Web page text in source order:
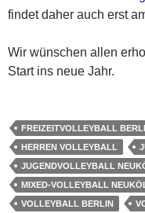
findet daher auch erst
Wir wünschen allen
Start ins neue Jahr.
FREIZEITVOLLEYBALL
HERREN VOLLEYBALL
JUGENDVOLLEYBALL
MIXED-VOLLEYBALL
VOLLEYBALL BERLIN